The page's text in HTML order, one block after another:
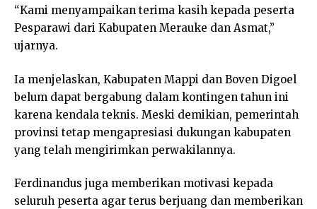
“Kami menyampaikan terima kasih kepada peserta
Pesparawi dari Kabupaten Merauke dan Asmat,”
ujarnya.
Ia menjelaskan, Kabupaten Mappi dan Boven Digoel
belum dapat bergabung dalam kontingen tahun ini
karena kendala teknis. Meski demikian, pemerintah
provinsi tetap mengapresiasi dukungan kabupaten
yang telah mengirimkan perwakilannya.
Ferdinandus juga memberikan motivasi kepada
seluruh peserta agar terus berjuang dan memberikan